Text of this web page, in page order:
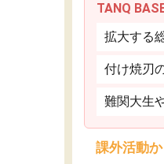
TANQ
拡大する
付け焼刃
難関大生
課外活動